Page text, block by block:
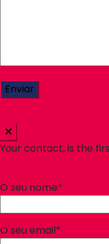
Your contact, is the
O seu nome*
O seu email*